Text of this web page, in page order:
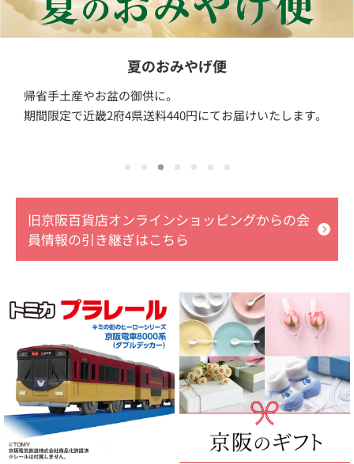
夏のおみやげ便
帰省手土産やお盆の御供に。
期間限定で近畿2府4県送料440円にてお届けいたします。
旧京阪百貨店オンラインショッピングからの会
員情報の引き継ぎはこちら